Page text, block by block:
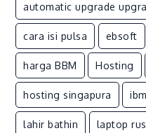
Pressure 1008
automatic upgrade
cara isi pulsa ebsoft
harga BBM Hosting
hosting singapura
lahir bathin laptop